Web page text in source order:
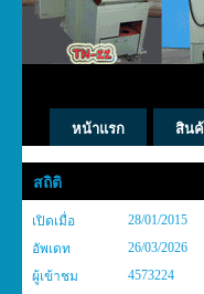
หน้าแรก สินค้
สถิติ
เปิดเมื่อ
28/01/2015
อัพเดท
26/03/2026
ผู้เข้าชม
4573224